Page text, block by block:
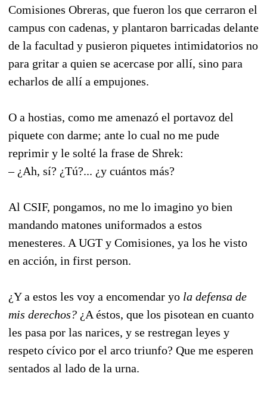
Comisiones Obreras, que fueron los que cerraron el
campus con cadenas, y plantaron barricadas delante
de la facultad y pusieron piquetes intimidatorios no
para gritar a quien se acercase por allí, sino para
echarlos de allí a empujones.
O a hostias, como me amenazó el portavoz del
piquete con darme; ante lo cual no me pude
reprimir y le solté la frase de Shrek:
– ¿Ah, sí? ¿Tú?... ¿y cuántos más?
Al CSIF, pongamos, no me lo imagino yo bien
mandando matones uniformados a estos
menesteres. A UGT y Comisiones, ya los he visto
en acción, in first person.
¿Y a estos les voy a encomendar yo la defensa de
mis derechos? ¿A éstos, que los pisotean en cuanto
les pasa por las narices, y se restregan leyes y
respeto cívico por el arco triunfo? Que me esperen
sentados al lado de la urna.